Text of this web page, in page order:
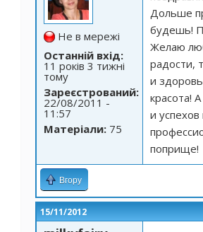
Не в мережі
Останній вхід:
11 років 3 тижні
тому
Зареєстрований:
22/08/2011 -
11:57
Матеріали: 75
Дольше
будешь!
Желаю
радости,
и
красота!
и успехов
поприще!
Вгору
15/11/2012